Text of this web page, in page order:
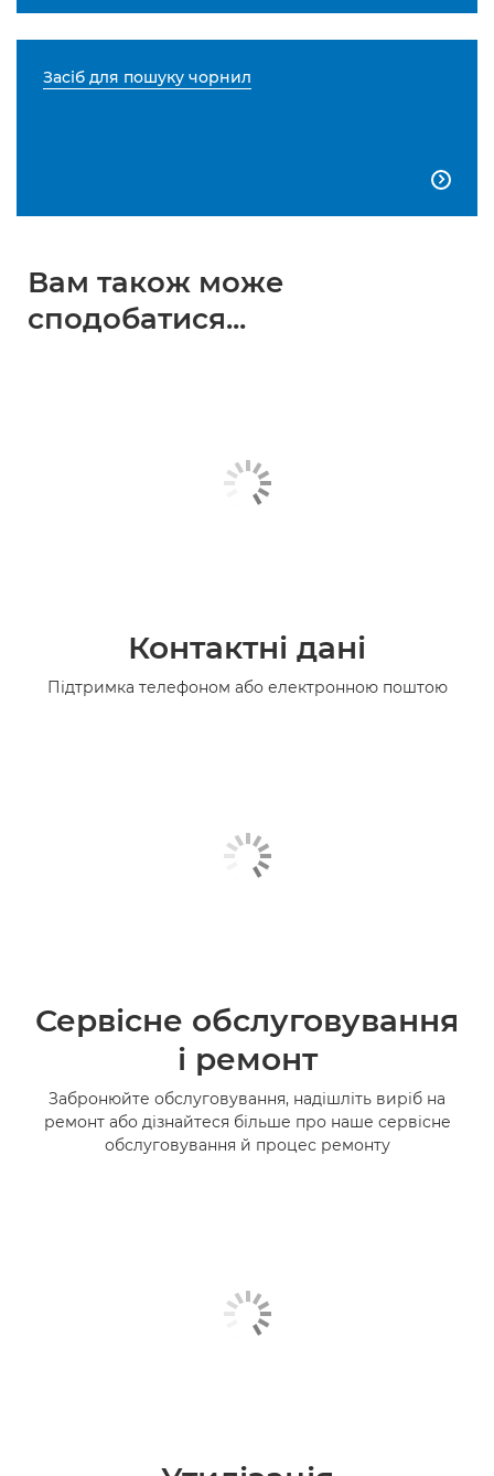
Засіб для пошуку чорнил

Вам також може
сподобатися...
Контактні дані
Підтримка телефоном або електронною поштою
Сервісне обслуговування
і ремонт
Забронюйте обслуговування, надішліть виріб на
ремонт або дізнайтеся більше про наше сервісне
обслуговування й процес ремонту